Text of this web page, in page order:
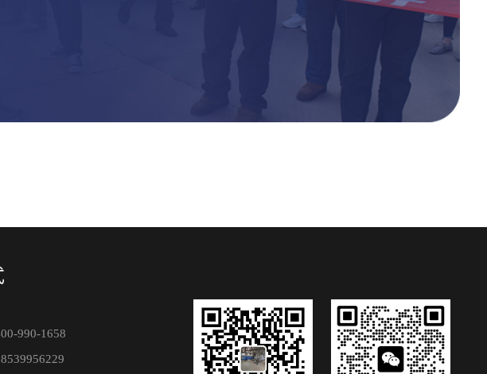
990-1658